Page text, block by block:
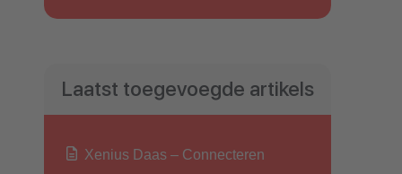
Laatst toegevoegde artikels
Xenius Daas – Connecteren